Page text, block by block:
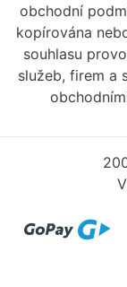
obchodní
kopírována
souhlasu
služeb, firem a